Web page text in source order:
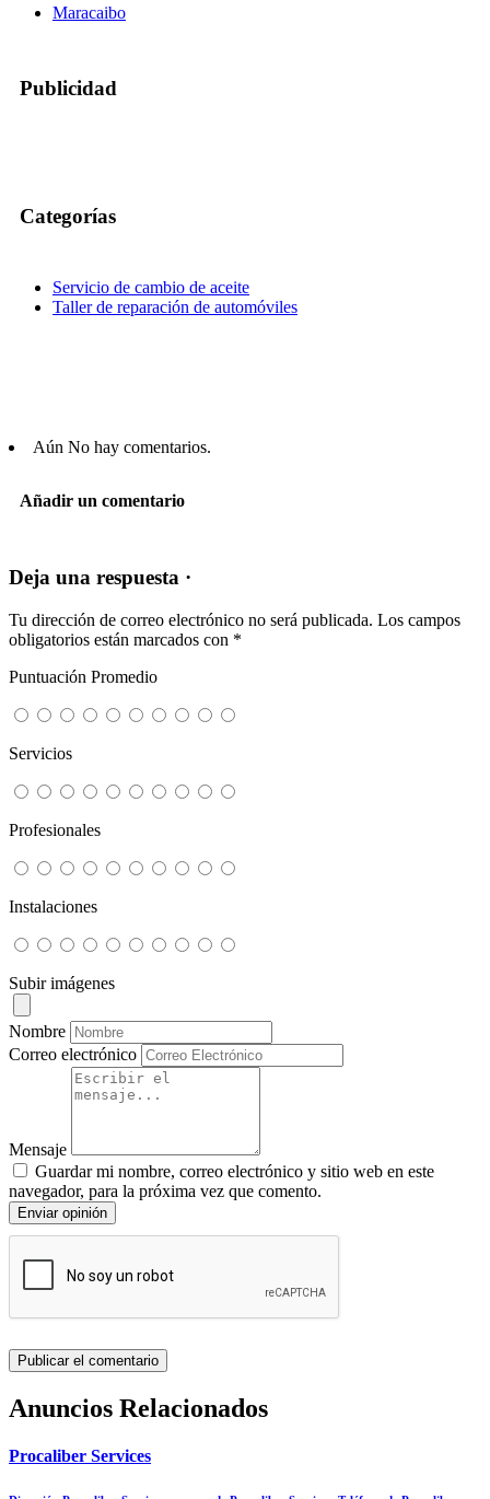
Maracaibo
Publicidad
Categorías
Servicio de cambio de aceite
Taller de reparación de automóviles
Aún No hay comentarios.
Añadir un comentario
Deja una respuesta ·
Tu dirección de correo electrónico no será publicada. Los campos
obligatorios están marcados con *
Puntuación Promedio
Servicios
Profesionales
Instalaciones
Subir imágenes
Nombre
Correo electrónico
Mensaje
Guardar mi nombre, correo electrónico y sitio web en este
navegador, para la próxima vez que comento.
Enviar opinión
Anuncios Relacionados
Procaliber Services